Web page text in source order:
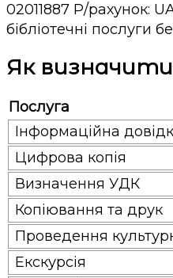
02011887 Р/рахунок:
бібліотечні послуги
Як
Послуга
Інформаційна
Цифрова копія
Визначення УДК
Копіювання та друк
Проведення
Екскурсія